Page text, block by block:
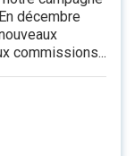
décembre
commissions...